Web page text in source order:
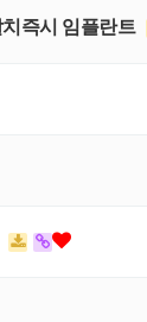
즉시 임플란트